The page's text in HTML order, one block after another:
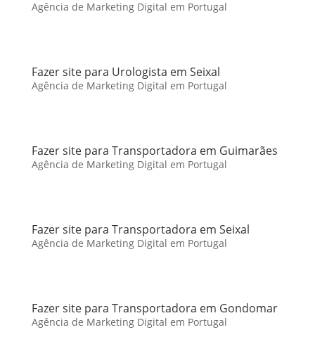
Agência de Marketing Digital em Portugal
Fazer site para Urologista em Seixal
Agência de Marketing Digital em Portugal
Fazer site para Transportadora em Guimarães
Agência de Marketing Digital em Portugal
Fazer site para Transportadora em Seixal
Agência de Marketing Digital em Portugal
Fazer site para Transportadora em Gondomar
Agência de Marketing Digital em Portugal